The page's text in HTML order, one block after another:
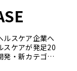
ルスケア企業へ
スケアが発足20
発・新カテゴリ
のエピソード